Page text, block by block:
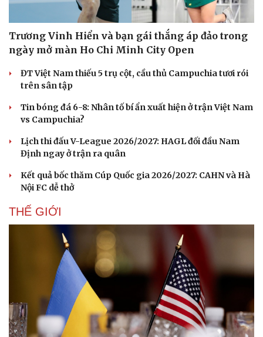
Cải chính
Trương Vinh Hiển và bạn gái thắng áp đảo trong
ngày mở màn Ho Chi Minh City Open
ĐT Việt Nam thiếu 5 trụ cột, cầu thủ Campuchia tươi rói
trên sân tập
Tin bóng đá 6-8: Nhân tố bí ẩn xuất hiện ở trận Việt Nam
vs Campuchia?
Lịch thi đấu V-League 2026/2027: HAGL đối đầu Nam
Định ngay ở trận ra quân
Kết quả bốc thăm Cúp Quốc gia 2026/2027: CAHN và Hà
Nội FC dễ thở
THẾ GIỚI